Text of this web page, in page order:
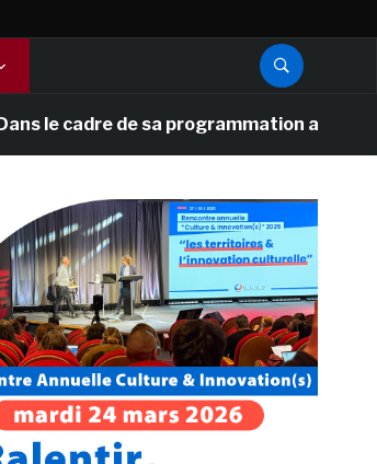
cadre de sa programmation américaine,